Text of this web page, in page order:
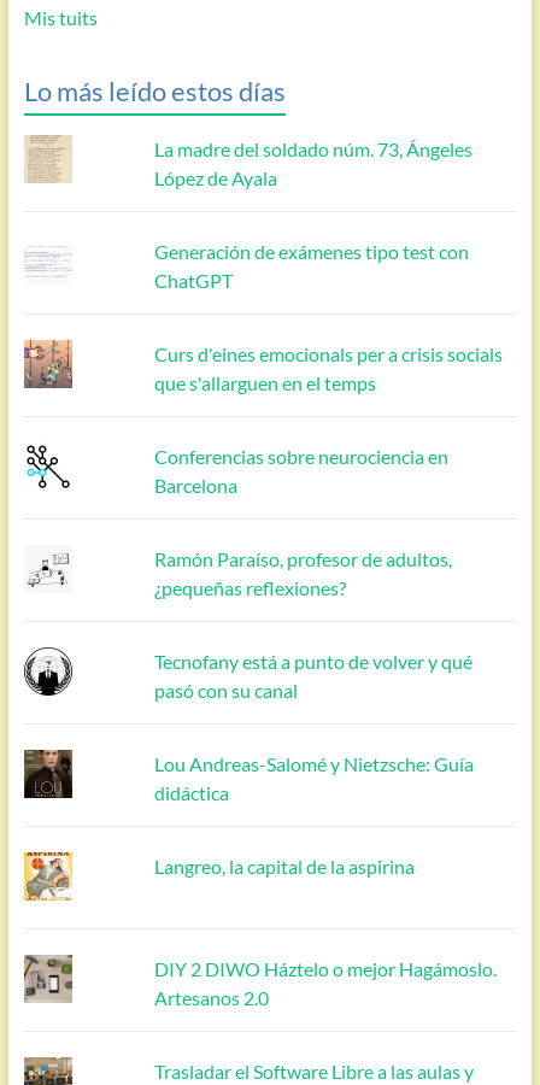
Mis tuits
Lo más leído estos días
La madre del soldado núm. 73, Ángeles
López de Ayala
Generación de exámenes tipo test con
ChatGPT
Curs d'eines emocionals per a crisis socials
que s'allarguen en el temps
Conferencias sobre neurociencia en
Barcelona
Ramón Paraíso, profesor de adultos,
¿pequeñas reflexiones?
Tecnofany está a punto de volver y qué
pasó con su canal
Lou Andreas-Salomé y Nietzsche: Guía
didáctica
Langreo, la capital de la aspirina
DIY 2 DIWO Háztelo o mejor Hagámoslo.
Artesanos 2.0
Trasladar el Software Libre a las aulas y